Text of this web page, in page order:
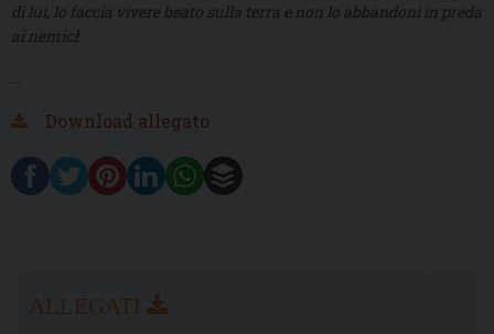
di lui, lo faccia vivere beato sulla terra e non lo abbandoni in preda
ai nemici!
…
Download allegato